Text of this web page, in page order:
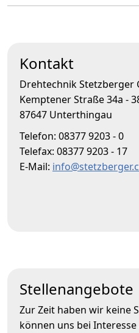
Kontakt
Drehtechnik Stetzberger
Kemptener Straße 34a -
87647 Unterthingau
Telefon: 08377 9203 - 0
Telefax: 08377 9203 - 17
E-Mail:
Stellenangebote
Zur Zeit haben wir keine
können uns bei